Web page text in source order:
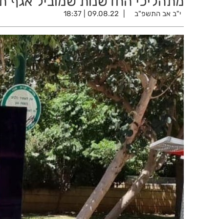
י"ב אב התשפ"ב 09.08.22 | 18:37